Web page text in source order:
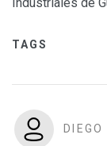
Industriales de
TAGS
DIEGO